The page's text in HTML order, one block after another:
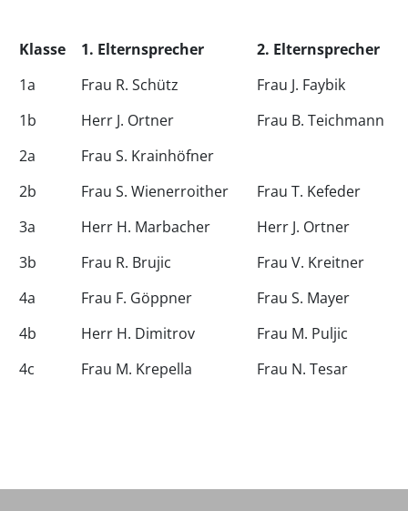
Klasse 1. Elternsprecher
2. Elternsprecher
1a
Frau R. Schütz
Frau J. Faybik
1b
Herr J. Ortner
Frau B. Teichmann
2a
Frau S. Krainhöfner
2b
Frau S. Wienerroither
Frau T. Kefeder
3a
Herr H. Marbacher
Herr J. Ortner
3b
Frau R. Brujic
Frau V. Kreitner
4a
Frau F. Göppner
Frau S. Mayer
4b
Herr H. Dimitrov
Frau M. Puljic
4c
Frau M. Krepella Frau N. Tesar